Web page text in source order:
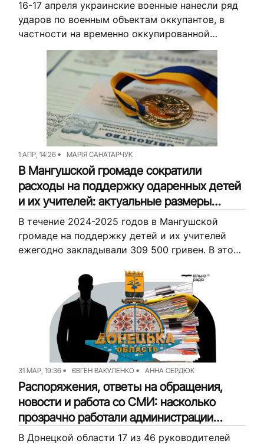
16-17 апреля украинские военные нанесли ряд
ударов по военным объектам оккупантов, в
частности на временно оккупированной
территории Донецкой области. Защитники
били по ремонтной базе, логистическому хабу
и складу вооружения. Последствия...
1 АПР, 14:26 МАРІЯ САНАТАРЧУК
В Мангушской громаде сократили
расходы на поддержку одаренных детей
и их учителей: актуальные размеры
выплат
В течение 2024-2025 годов в Мангушской
громаде на поддержку детей и их учителей
ежегодно закладывали 309 500 гривен. В этом
31 МАР, 19:36 ЄВГЕН ВАКУЛЕНКО АННА СЕРДЮК
Распоряжения, ответы на обращения,
новости и работа со СМИ: насколько
прозрачно работали администрации
Донетчины в 2025 году (аналитика)
В Донецкой области 17 из 46 руководителей